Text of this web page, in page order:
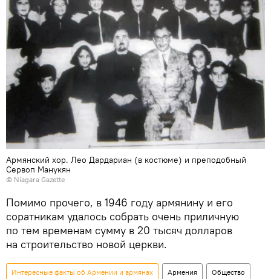
Армянский хор. Лео Дардариан (в костюме) и преподобный
Сервоп Манукян
© Niagara Gazette
Помимо прочего, в 1946 году армянину и его
соратникам удалось собрать очень приличную
по тем временам сумму в 20 тысяч долларов
на строительство новой церкви.
Интересные факты об Армении и армянах Армения Общество